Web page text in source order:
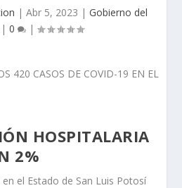
| Abr 5, 2023 | Gobierno del
| 0 |
HOSPITALARIA
2%
el Estado de San Luis Potosí